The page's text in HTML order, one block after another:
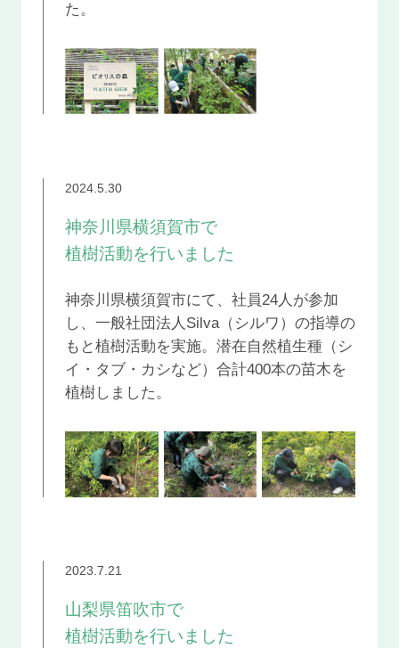
た。
2024.5.30
神奈川県横須賀市で
植樹活動を行いました
神奈川県横須賀市にて、社員24人が参加
し、一般社団法人Silva（シルワ）の指導の
もと植樹活動を実施。潜在自然植生種（シ
イ・タブ・カシなど）合計400本の苗木を
植樹しました。
2023.7.21
山梨県笛吹市で
植樹活動を行いました